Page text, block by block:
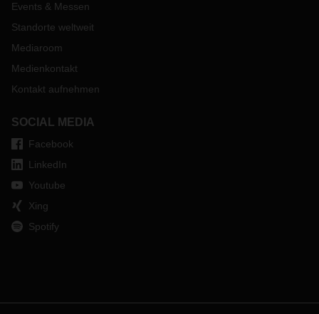
Events & Messen
Standorte weltweit
Mediaroom
Medienkontakt
Kontakt aufnehmen
SOCIAL MEDIA
Facebook
LinkedIn
Youtube
Xing
Spotify